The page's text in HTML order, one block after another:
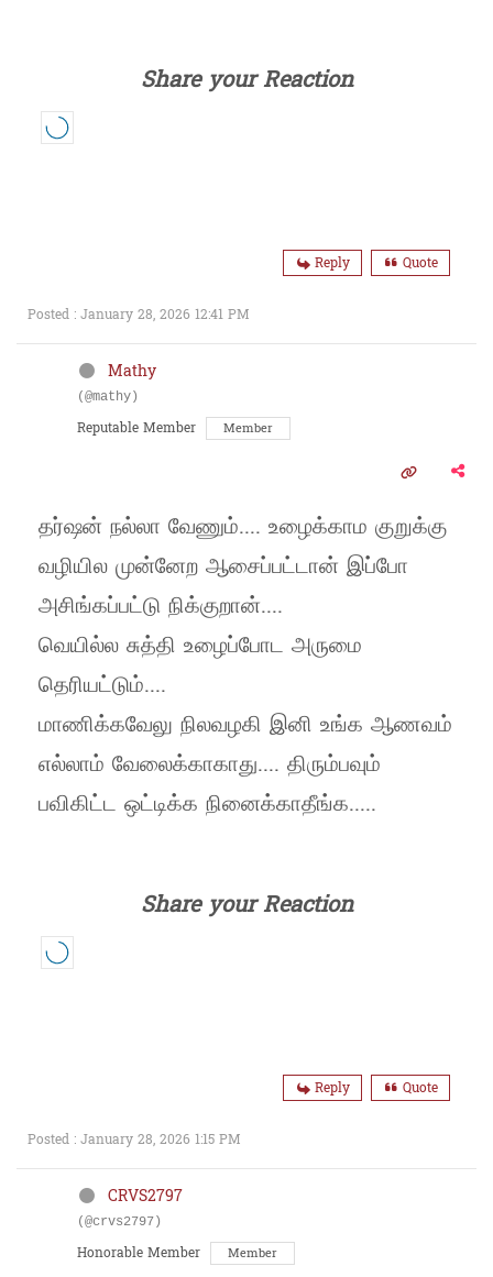
Share your Reaction
Reply Quote
Posted : January 28, 2026 12:41 PM
Mathy
(@mathy)
Reputable Member Member
தர்ஷன் நல்லா வேணும்.... உழைக்காம குறுக்கு
வழியில முன்னேற ஆசைப்பட்டான் இப்போ
அசிங்கப்பட்டு நிக்குறான்....
வெயில்ல சுத்தி உழைப்போட அருமை
தெரியட்டும்....
மாணிக்கவேலு நிலவழகி இனி உங்க ஆணவம்
எல்லாம் வேலைக்காகாது.... திரும்பவும்
பவிகிட்ட ஒட்டிக்க நினைக்காதீங்க.....
Share your Reaction
Reply Quote
Posted : January 28, 2026 1:15 PM
CRVS2797
(@crvs2797)
Honorable Member Member